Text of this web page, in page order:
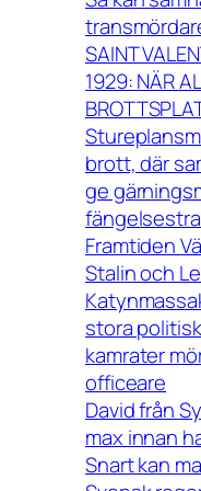
SAINT
1929: NÄR
brott, där
ge
Framtiden
Stalin och
stora
kamrater
officeare
David från
max innan
Snart kan